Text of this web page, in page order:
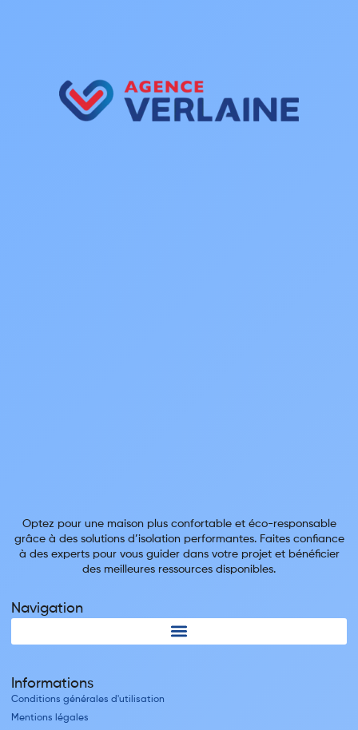
Optez pour une maison plus confortable et éco-responsable
grâce à des solutions d’isolation performantes. Faites confiance
à des experts pour vous guider dans votre projet et bénéficier
des meilleures ressources disponibles.
Navigation
Informations
Conditions générales d'utilisation
Mentions légales